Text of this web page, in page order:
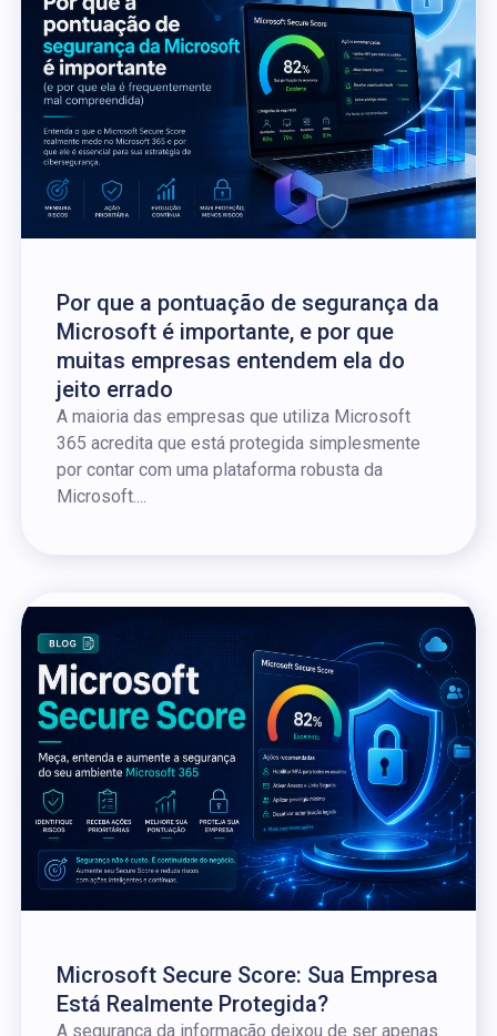
Por que a pontuação de segurança da
Microsoft é importante, e por que
muitas empresas entendem ela do
jeito errado
A maioria das empresas que utiliza Microsoft
365 acredita que está protegida simplesmente
por contar com uma plataforma robusta da
Microsoft....
Microsoft Secure Score: Sua Empresa
Está Realmente Protegida?
A segurança da informação deixou de ser apenas